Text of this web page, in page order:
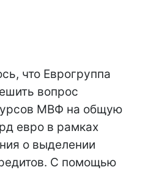
что Еврогруппа
вопрос
МВФ на общую
евро в рамках
о выделении
С помощью